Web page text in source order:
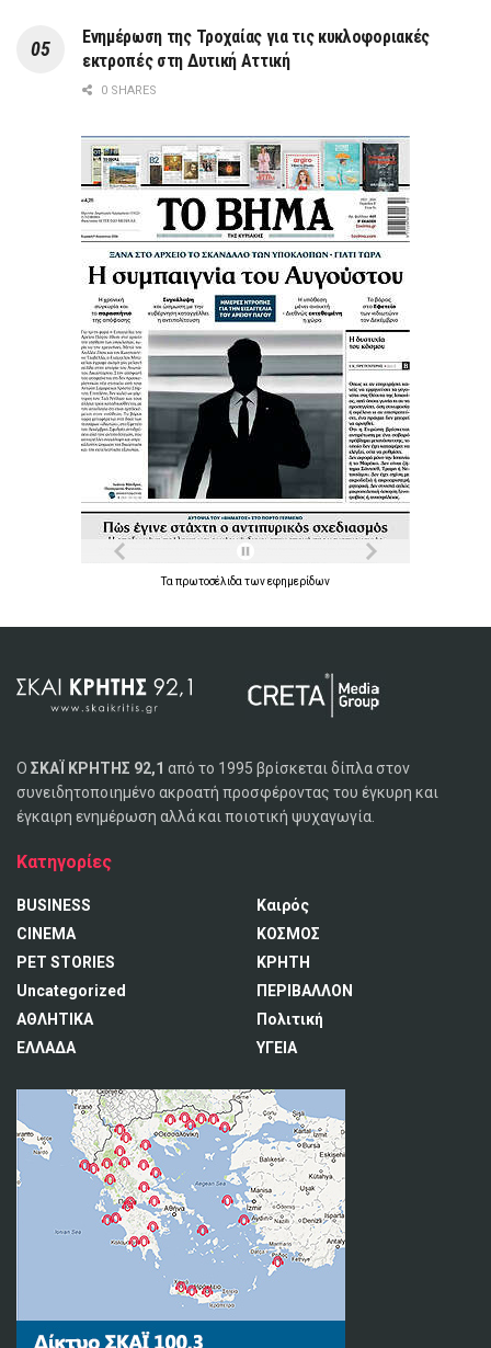
Ενημέρωση της Τροχαίας για τις κυκλοφοριακές
εκτροπές στη Δυτική Αττική
0 SHARES
Τα πρωτοσέλιδα τωνεφημερίδων
Ο ΣΚΑΪ ΚΡΗΤΗΣ 92,1 από το 1995 βρίσκεται δίπλα στον
συνειδητοποιημένο ακροατή προσφέροντας του έγκυρη και
έγκαιρη ενημέρωση αλλά και ποιοτική ψυχαγωγία.
Κατηγορίες
BUSINESS
CINEMA
PET STORIES
Uncategorized
ΑΘΛΗΤΙΚΑ
ΕΛΛΑΔΑ
Καιρός
ΚΟΣΜΟΣ
ΚΡΗΤΗ
ΠΕΡΙΒΑΛΛΟΝ
Πολιτική
ΥΓΕΙΑ